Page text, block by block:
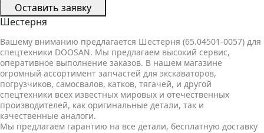
Оставить заявку
Шестерня
Вашему вниманию предлагается Шестерня (65.04501-0057) для
спецтехники DOOSAN. Мы предлагаем высокий сервис,
оперативное выполнение заказов. В нашем магазине
огромный ассортимент запчастей для экскаваторов,
погрузчиков, самосвалов, катков, тягачей, и другой
спецтехники всех известных мировых и отечественных
производителей, как оригинальные детали, так и
качественные аналоги.
Мы предлагаем гарантию на все детали, бесплатную доставку